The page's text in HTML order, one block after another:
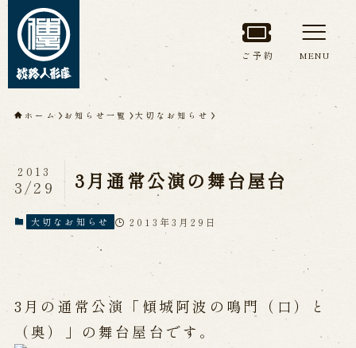
トップページ
淡路人形座について
淡路人形座とは
座員紹介
人間国宝 故鶴澤友路師匠
淡路人形座の成り立ち
淡路人形座で研修した人々
淡路人形浄瑠璃を受け継いで
公演情報
ご予約 MENU
ホーム お知らせ一覧 大切なお知らせ
3月通常公演の舞台屋台
2013
3/29
大切なお知らせ 2013年3月29日
3月の通常公演「傾城阿波の鳴門（口）と
（奥）」の舞台屋台です。